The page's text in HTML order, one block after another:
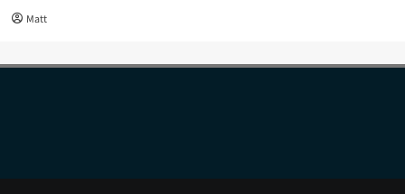
Matt